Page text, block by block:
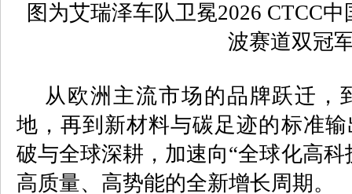
图为艾瑞泽车队卫冕2026 CTCC中
波赛道双冠
从欧洲主流市场的品牌跃迁，
地，再到新材料与碳足迹的标准
破与全球深耕，加速向“全球化高
高质量、高势能的全新增长周期。